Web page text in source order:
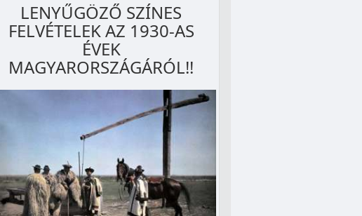
LENYŰGÖZŐ SZÍNES
FELVÉTELEK AZ 1930-AS
ÉVEK
MAGYARORSZÁGÁRÓL!!